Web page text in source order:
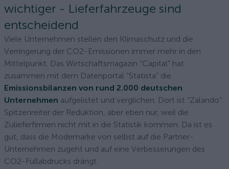
wichtiger - Lieferfahrzeuge sind
entscheidend
Viele Unternehmen stellen den Klimaschutz und die
Verringerung der CO2-Emissionen immer mehr in den
Mittelpunkt. Das Wirtschaftsmagazin “Capital” hat
zusammen mit dem Datenportal “Statista” die
Emissionsbilanzen von rund 2.000 deutschen
Unternehmen aufgelistet und verglichen. Dort ist “Zalando”
Spitzenreiter der Reduktion, aber eben nur, weil die
Zulieferfirmen nicht mit in die Statistik kommen. Da ist es
gut, dass die Modemarke von selbst auf die Partner-
Unternehmen zugeht und auf eine Verbesserungen des
CO2-Fußabdrucks drängt.